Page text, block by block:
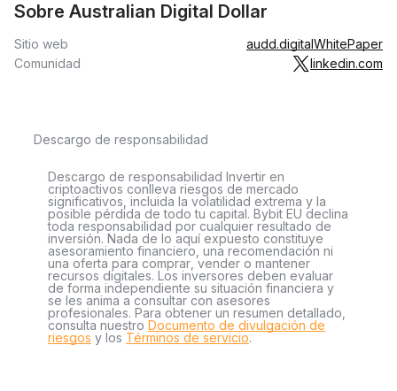
Sobre Australian Digital Dollar
Sitio web audd.digitalWhitePaper
Comunidad
linkedin.com
Descargo de responsabilidad
Descargo de responsabilidad Invertir en
criptoactivos conlleva riesgos de mercado
significativos, incluida la volatilidad extrema y la
posible pérdida de todo tu capital. Bybit EU declina
toda responsabilidad por cualquier resultado de
inversión. Nada de lo aquí expuesto constituye
asesoramiento financiero, una recomendación ni
una oferta para comprar, vender o mantener
recursos digitales. Los inversores deben evaluar
de forma independiente su situación financiera y
se les anima a consultar con asesores
profesionales. Para obtener un resumen detallado,
consulta nuestro Documento de divulgación de
riesgos y los Términos de servicio.